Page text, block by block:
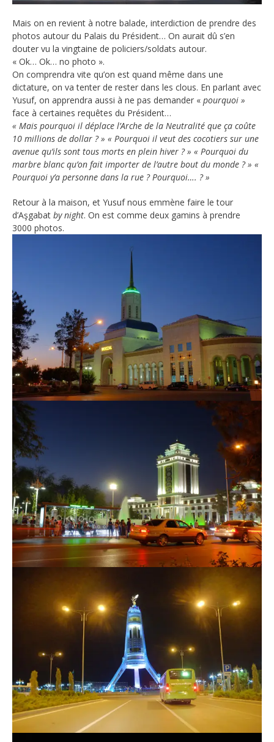
Mais on en revient à notre balade, interdiction de prendre des
photos autour du Palais du Président… On aurait dû s’en
douter vu la vingtaine de policiers/soldats autour.
« Ok… Ok… no photo ».
On comprendra vite qu’on est quand même dans une
dictature, on va tenter de rester dans les clous. En parlant avec
Yusuf, on apprendra aussi à ne pas demander « pourquoi »
face à certaines requêtes du Président…
« Mais pourquoi il déplace l’Arche de la Neutralité que ça coûte
10 millions de dollar ? » « Pourquoi il veut des cocotiers sur une
avenue qu’ils sont tous morts en plein hiver ? » « Pourquoi du
marbre blanc qu’on fait importer de l’autre bout du monde ? » «
Pourquoi y’a personne dans la rue ? Pourquoi…. ? »
Retour à la maison, et Yusuf nous emmène faire le tour
d’Aşgabat by night. On est comme deux gamins à prendre
3000 photos.